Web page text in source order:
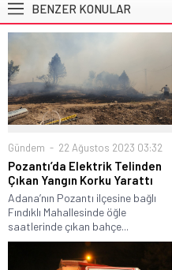
BENZER KONULAR
Gündem 22 Ağustos 2023 03:32
Pozantı’da Elektrik Telinden
Çıkan Yangın Korku Yarattı
Adana’nın Pozantı ilçesine bağlı
Fındıklı Mahallesinde öğle
saatlerinde çıkan bahçe...